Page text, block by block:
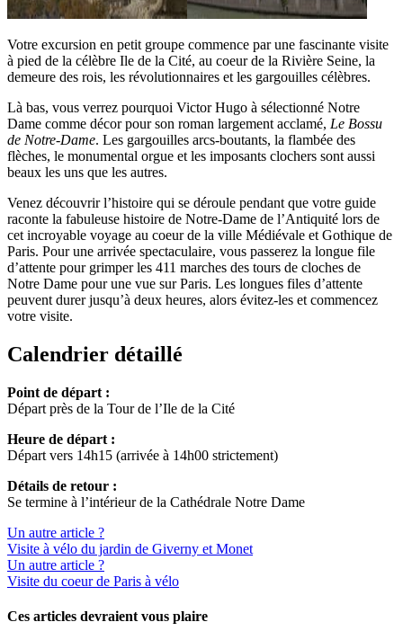
Votre excursion en petit groupe commence par une fascinante visite
à pied de la célèbre Ile de la Cité, au coeur de la Rivière Seine, la
demeure des rois, les révolutionnaires et les gargouilles célèbres.
Là bas, vous verrez pourquoi Victor Hugo à sélectionné Notre
Dame comme décor pour son roman largement acclamé, Le Bossu
de Notre-Dame. Les gargouilles arcs-boutants, la flambée des
flèches, le monumental orgue et les imposants clochers sont aussi
beaux les uns que les autres.
Venez découvrir l’histoire qui se déroule pendant que votre guide
raconte la fabuleuse histoire de Notre-Dame de l’Antiquité lors de
cet incroyable voyage au coeur de la ville Médiévale et Gothique de
Paris. Pour une arrivée spectaculaire, vous passerez la longue file
d’attente pour grimper les 411 marches des tours de cloches de
Notre Dame pour une vue sur Paris. Les longues files d’attente
peuvent durer jusqu’à deux heures, alors évitez-les et commencez
votre visite.
Calendrier détaillé
Point de départ :
Départ près de la Tour de l’Ile de la Cité
Heure de départ :
Départ vers 14h15 (arrivée à 14h00 strictement)
Détails de retour :
Se termine à l’intérieur de la Cathédrale Notre Dame
Un autre article ?
Visite à vélo du jardin de Giverny et Monet
Un autre article ?
Visite du coeur de Paris à vélo
Ces articles devraient vous plaire